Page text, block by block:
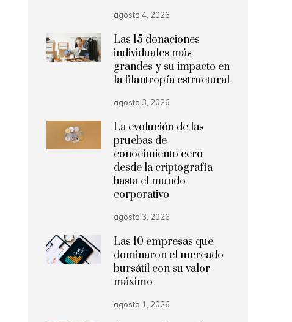
agosto 4, 2026
Las 15 donaciones
individuales más
grandes y su impacto en
la filantropía estructural
agosto 3, 2026
La evolución de las
pruebas de
conocimiento cero
desde la criptografía
hasta el mundo
corporativo
agosto 3, 2026
Las 10 empresas que
dominaron el mercado
bursátil con su valor
máximo
agosto 1, 2026